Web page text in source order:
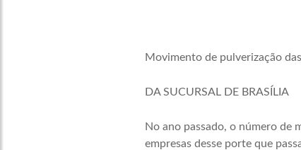
Movimento de pulverização
DA SUCURSAL DE BRASÍLIA
No ano passado, o número de
empresas desse porte que